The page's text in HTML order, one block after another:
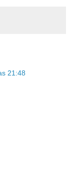
21:48